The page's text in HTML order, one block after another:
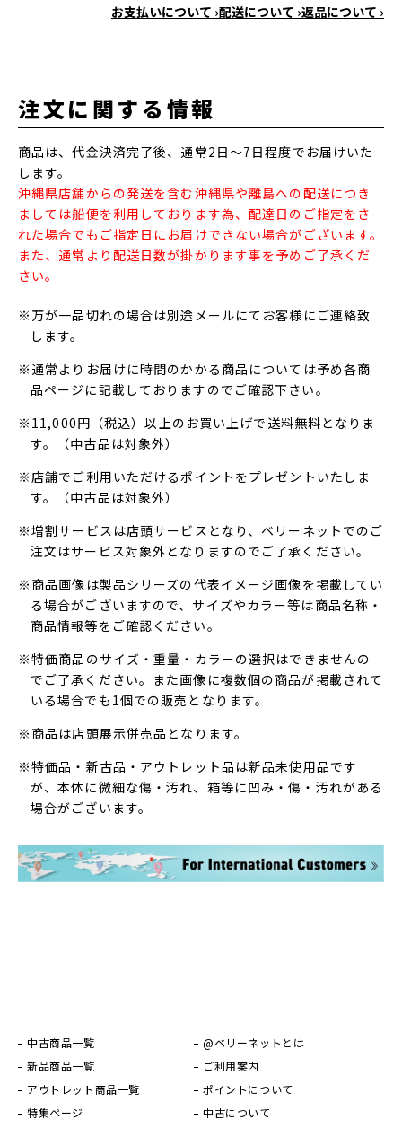
お支払いについて ›配送について ›返品について ›
注文に関する情報
商品は、代金決済完了後、通常2日～7日程度でお届けいた
します。
沖縄県店舗からの発送を含む沖縄県や離島への配送につき
ましては船便を利用しております為、配達日のご指定をさ
れた場合でもご指定日にお届けできない場合がございます。
また、通常より配送日数が掛かります事を予めご了承くだ
さい。
※万が一品切れの場合は別途メールにてお客様にご連絡致
します。
※通常よりお届けに時間のかかる商品については予め各商
品ページに記載しておりますのでご確認下さい。
※11,000円（税込）以上のお買い上げで送料無料となりま
す。（中古品は対象外）
※店舗でご利用いただけるポイントをプレゼントいたしま
す。（中古品は対象外）
※増割サービスは店頭サービスとなり、ベリーネットでのご
注文はサービス対象外となりますのでご了承ください。
※商品画像は製品シリーズの代表イメージ画像を掲載してい
る場合がございますので、サイズやカラー等は商品名称・
商品情報等をご確認ください。
※特価商品のサイズ・重量・カラーの選択はできませんの
でご了承ください。また画像に複数個の商品が掲載されて
いる場合でも1個での販売となります。
※商品は店頭展示併売品となります。
※特価品・新古品・アウトレット品は新品未使用品です
が、本体に微細な傷・汚れ、箱等に凹み・傷・汚れがある
場合がございます。
中古商品一覧
新品商品一覧
アウトレット商品一覧
特集ページ
@ベリーネットとは
ご利用案内
ポイントについて
中古について